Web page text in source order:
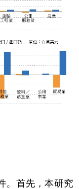
。首先，本研究